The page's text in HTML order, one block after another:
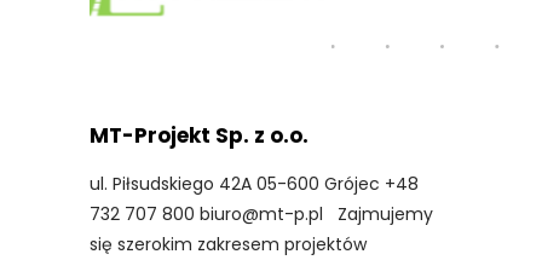
MT-Projekt Sp. z o.o.
ul. Piłsudskiego 42A 05-600 Grójec +48
732 707 800 biuro@mt-p.pl Zajmujemy
się szerokim zakresem projektów